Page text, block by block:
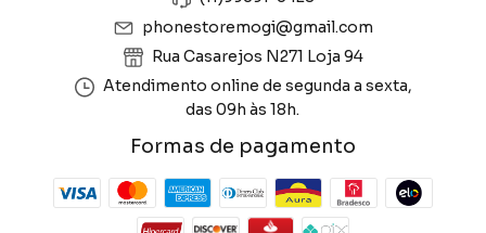
phonestoremogi@gmail.com
Rua Casarejos N271 Loja 94
Atendimento online de segunda a sexta,
das 09h às 18h.
Formas de pagamento